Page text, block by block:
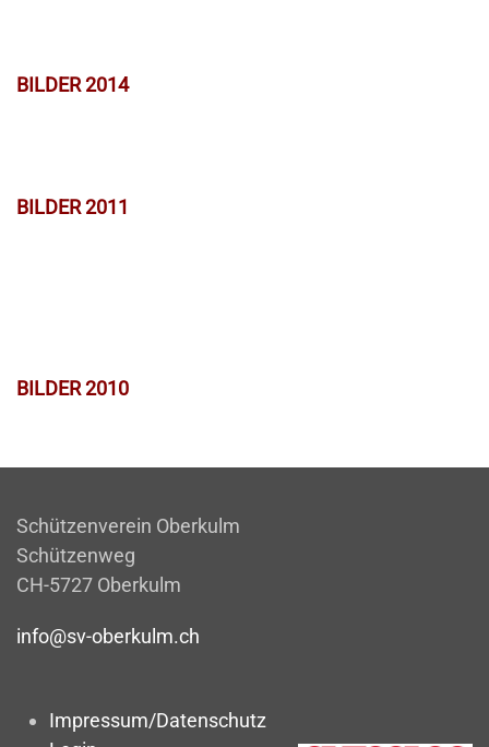
BILDER 2014
BILDER 2011
BILDER 2010
Schützenverein Oberkulm
Schützenweg
CH-5727 Oberkulm
info@sv-oberkulm.ch
Impressum/Datenschutz